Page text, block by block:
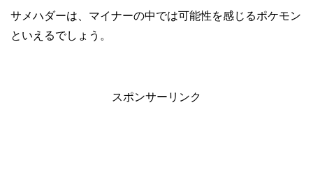
サメハダーは、マイナーの中では可能性を感じるポケモン
といえるでしょう。
スポンサーリンク